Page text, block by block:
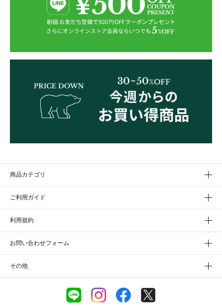
商品カテゴリ
ご利用ガイド
利用規約
お問い合わせフォーム
その他